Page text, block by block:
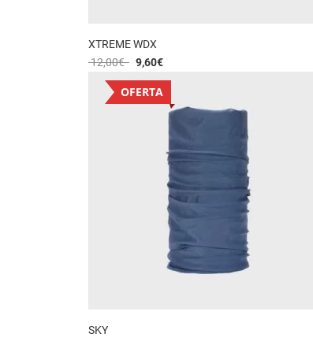
XTREME WDX
12,00€ 9,60€
OFERTA
SKY